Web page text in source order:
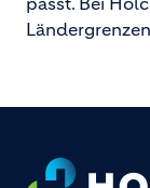
Footer